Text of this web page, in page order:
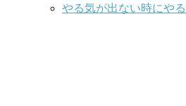
やる気が出ない時にや